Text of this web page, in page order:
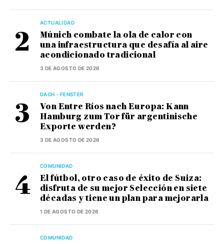
ACTUALIDAD
Múnich combate la ola de calor con
una infraestructura que desafía al aire
acondicionado tradicional
3 DE AGOSTO DE 2026
DACH - FENSTER
Von Entre Ríos nach Europa: Kann
Hamburg zum Tor für argentinische
Exporte werden?
3 DE AGOSTO DE 2026
COMUNIDAD
El fútbol, otro caso de éxito de Suiza:
disfruta de su mejor Selección en siete
décadas y tiene un plan para mejorarla
1 DE AGOSTO DE 2026
COMUNIDAD